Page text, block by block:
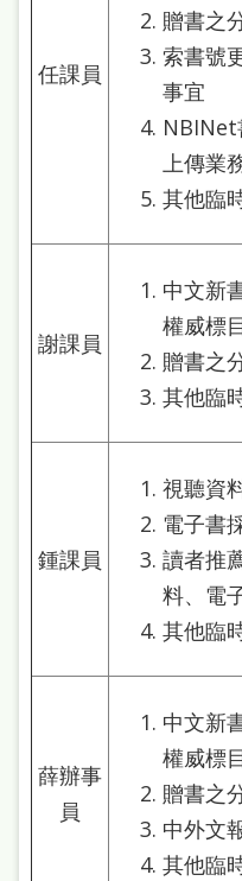
兒
雙
詞
北
情
English
任課員
贈書之
索書號
事宜
NBINet
上傳業
其他臨
謝課員
中文新
權威標
贈書之
其他臨
鍾課員
視聽資
電子書
讀者推
料、電
其他臨
薛辦事
員
中文新
權威標
贈書之
中外文
其他臨